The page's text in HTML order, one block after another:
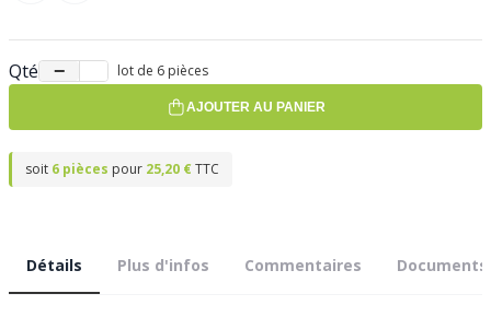
Qté − +
lot de 6 pièces
AJOUTER AU PANIER
soit 6 pièces pour 25,20 €TTC
Détails Plus d'infos Commentaires Documents